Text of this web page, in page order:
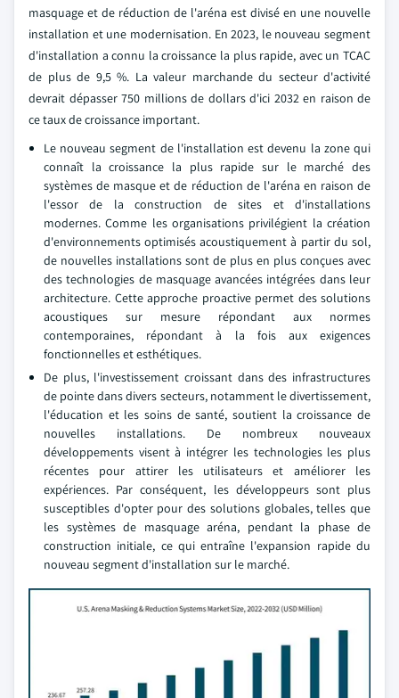
masquage et de réduction de l'aréna est divisé en une nouvelle
installation et une modernisation. En 2023, le nouveau segment
d'installation a connu la croissance la plus rapide, avec un TCAC
de plus de 9,5 %. La valeur marchande du secteur d'activité
devrait dépasser 750 millions de dollars d'ici 2032 en raison de
ce taux de croissance important.
Le nouveau segment de l'installation est devenu la zone qui
connaît la croissance la plus rapide sur le marché des
systèmes de masque et de réduction de l'aréna en raison de
l'essor de la construction de sites et d'installations
modernes. Comme les organisations privilégient la création
d'environnements optimisés acoustiquement à partir du sol,
de nouvelles installations sont de plus en plus conçues avec
des technologies de masquage avancées intégrées dans leur
architecture. Cette approche proactive permet des solutions
acoustiques sur mesure répondant aux normes
contemporaines, répondant à la fois aux exigences
fonctionnelles et esthétiques.
De plus, l'investissement croissant dans des infrastructures
de pointe dans divers secteurs, notamment le divertissement,
l'éducation et les soins de santé, soutient la croissance de
nouvelles installations. De nombreux nouveaux
développements visent à intégrer les technologies les plus
récentes pour attirer les utilisateurs et améliorer les
expériences. Par conséquent, les développeurs sont plus
susceptibles d'opter pour des solutions globales, telles que
les systèmes de masquage aréna, pendant la phase de
construction initiale, ce qui entraîne l'expansion rapide du
nouveau segment d'installation sur le marché.